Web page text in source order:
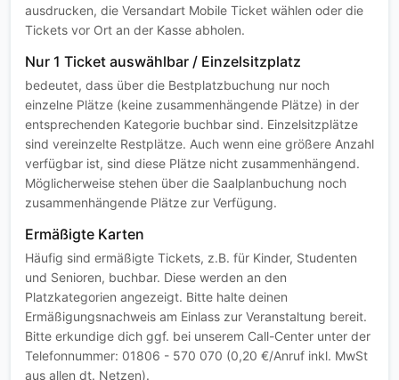
ausdrucken, die Versandart Mobile Ticket wählen oder die
Tickets vor Ort an der Kasse abholen.
Nur 1 Ticket auswählbar / Einzelsitzplatz
bedeutet, dass über die Bestplatzbuchung nur noch
einzelne Plätze (keine zusammenhängende Plätze) in der
entsprechenden Kategorie buchbar sind. Einzelsitzplätze
sind vereinzelte Restplätze. Auch wenn eine größere Anzahl
verfügbar ist, sind diese Plätze nicht zusammenhängend.
Möglicherweise stehen über die Saalplanbuchung noch
zusammenhängende Plätze zur Verfügung.
Ermäßigte Karten
Häufig sind ermäßigte Tickets, z.B. für Kinder, Studenten
und Senioren, buchbar. Diese werden an den
Platzkategorien angezeigt. Bitte halte deinen
Ermäßigungsnachweis am Einlass zur Veranstaltung bereit.
Bitte erkundige dich ggf. bei unserem Call-Center unter der
Telefonnummer: 01806 - 570 070 (0,20 €/Anruf inkl. MwSt
aus allen dt. Netzen).